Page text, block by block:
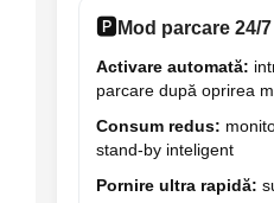
🅿️ Mod parcare 24/
Activare automată:
parcare după oprirea
Consum redus:
stand-by inteligent
Pornire ultra rapidă: